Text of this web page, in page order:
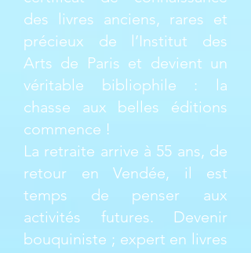
des livres anciens, rares et
précieux de l’Institut des
Arts de Paris et devient un
véritable bibliophile : la
chasse aux belles éditions
commence !
La retraite arrive à 55 ans, de
retour en Vendée, il est
temps de penser aux
activités futures. Devenir
bouquiniste ; expert en livres